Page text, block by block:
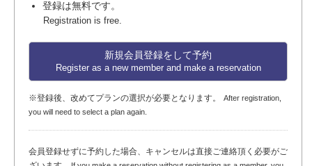
登録は無料です。
Registration is free.
新規会員登録をして予約
Register as a new member and make a reservation
※登録後、改めてプランの選択が必要となります。
After registration,
you will need to select a plan again.
会員登録せずに予約した場合、キャンセルは直接ご連絡頂く必要がご